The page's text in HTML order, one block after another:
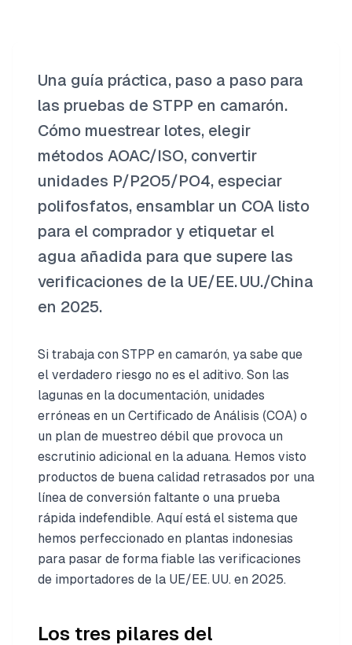
Una guía práctica, paso a paso para
las pruebas de STPP en camarón.
Cómo muestrear lotes, elegir
métodos AOAC/ISO, convertir
unidades P/P2O5/PO4, especiar
polifosfatos, ensamblar un COA listo
para el comprador y etiquetar el
agua añadida para que supere las
verificaciones de la UE/EE. UU./China
en 2025.
Si trabaja con STPP en camarón, ya sabe que
el verdadero riesgo no es el aditivo. Son las
lagunas en la documentación, unidades
erróneas en un Certificado de Análisis (COA) o
un plan de muestreo débil que provoca un
escrutinio adicional en la aduana. Hemos visto
productos de buena calidad retrasados por una
línea de conversión faltante o una prueba
rápida indefendible. Aquí está el sistema que
hemos perfeccionado en plantas indonesias
para pasar de forma fiable las verificaciones
de importadores de la UE/EE. UU. en 2025.
Los tres pilares del